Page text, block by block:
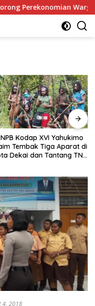
Warga
Kodap XVI Yahukimo
Tembak Tiga Aparat di
Dekai dan Tantang TNI-
4, 2018